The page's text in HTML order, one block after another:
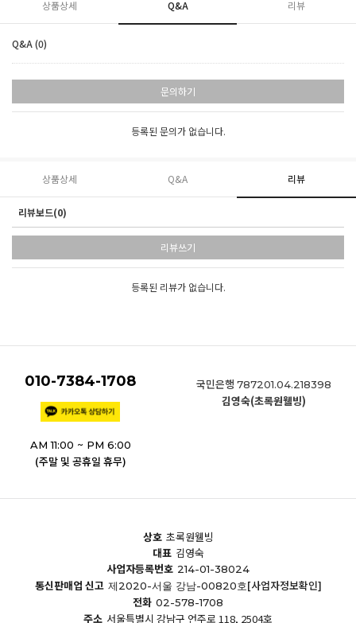
상품상세 Q&A 리뷰
Q&A (0)
문의하기
등록된 문의가 없습니다.
상품상세 Q&A 리뷰
리뷰보드(0)
리뷰쓰기
등록된 리뷰가 없습니다.
010-7384-1708
AM 11:00 ~ PM 6:00
(주말 및 공휴일 휴무)
국민은행 787201.04.218398
김영숙(초록원웰빙)
상호 초록원웰빙
대표 김영숙
사업자등록번호 214-01-38024
통신판매업 신고 제2020-서울 강남-00820호[사업자정보확인]
전화 02-578-1708
주소 서울특별시 강남구 언주로 118, 2504호